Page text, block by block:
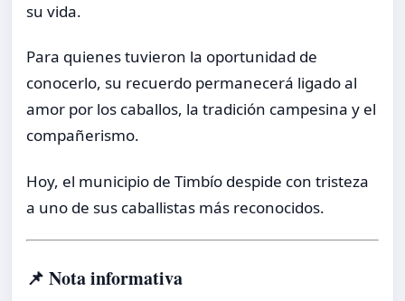
su vida.
Para quienes tuvieron la oportunidad de
conocerlo, su recuerdo permanecerá ligado al
amor por los caballos, la tradición campesina y el
compañerismo.
Hoy, el municipio de Timbío despide con tristeza
a uno de sus caballistas más reconocidos.
📌 Nota informativa